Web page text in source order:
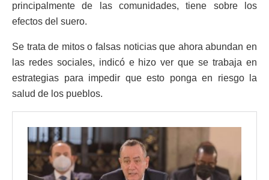
principalmente de las comunidades, tiene sobre los
efectos del suero.
Se trata de mitos o falsas noticias que ahora abundan en
las redes sociales, indicó e hizo ver que se trabaja en
estrategias para impedir que esto ponga en riesgo la
salud de los pueblos.